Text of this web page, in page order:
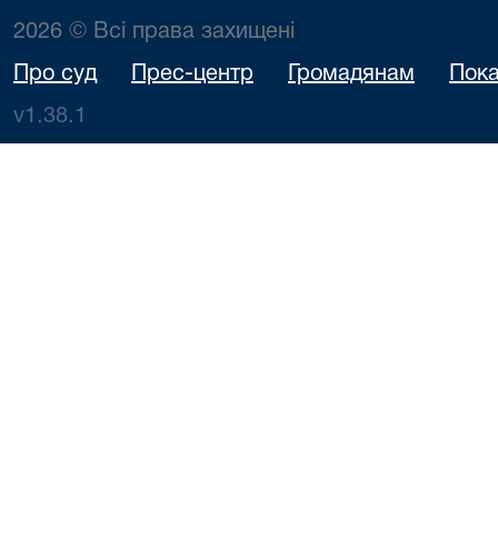
2026 © Всі права захищені
Про суд Прес-центр Громадянам
v1.38.1